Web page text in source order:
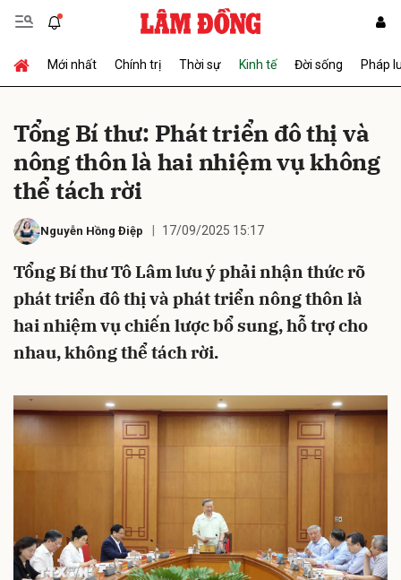
Mới nhất Chính trị Thời sự Kinh tế Đời sống Pháp
Tổng Bí thư: Phát triển đô thị và
nông thôn là hai nhiệm vụ không
thể tách rời
Nguyễn Hồng Điệp 17/09/2025 15:17
Tổng Bí thư Tô Lâm lưu ý phải nhận thức rõ
phát triển đô thị và phát triển nông thôn là
hai nhiệm vụ chiến lược bổ sung, hỗ trợ cho
nhau, không thể tách rời.
Gửi bình luận
Hủy Gửi